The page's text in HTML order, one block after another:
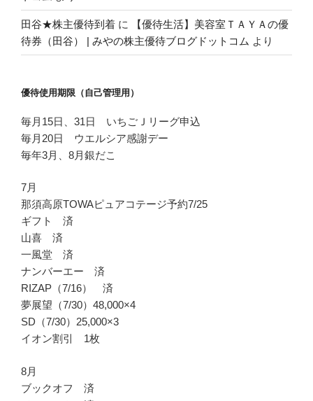
田谷★株主優待到着 に
【優待生活】美容室ＴＡＹＡの優
待券（田谷） | みやの株主優待ブログドットコム より
優待使用期限（自己管理用）
毎月15日、31日 いちごＪリーグ申込
毎月20日 ウエルシア感謝デー
毎年3月、8月銀だこ
7月
那須高原TOWAピュアコテージ予約7/25
ギフト 済
山喜 済
一風堂 済
ナンバーエー 済
RIZAP（7/16） 済
夢展望（7/30）48,000×4
SD（7/30）25,000×3
イオン割引 1枚
8月
ブックオフ 済